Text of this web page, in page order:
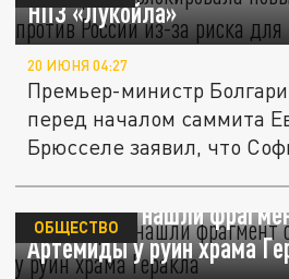
НПЗ «Лукойла»
20 ИЮНЯ 04:27
Премьер-министр
перед началом саммита
Брюсселе заявил, что
В Болгарии нашли
Артемиды у руин храма
ОБЩЕСТВО